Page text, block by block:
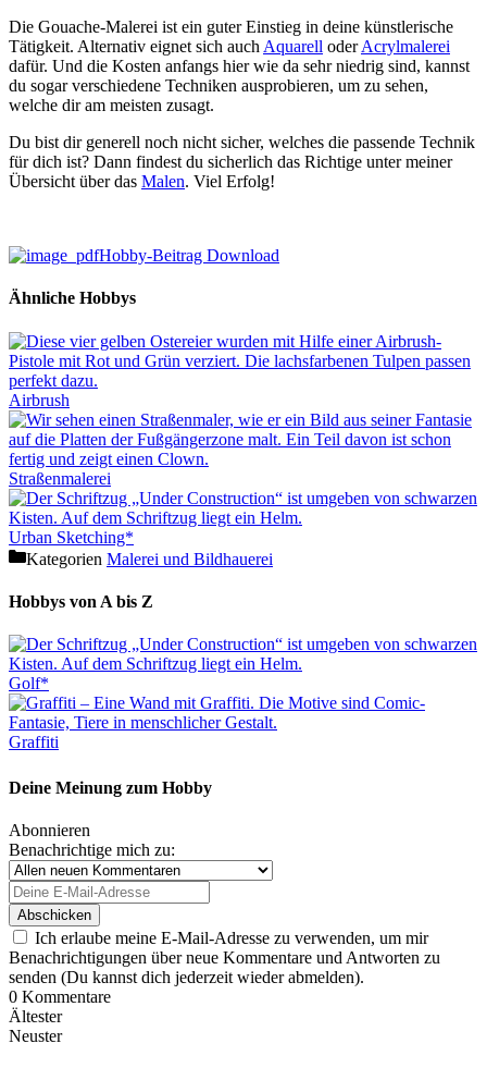
Die Gouache-Malerei ist ein guter Einstieg in deine künstlerische
Tätigkeit. Alternativ eignet sich auch Aquarell oderAcrylmalerei
dafür. Und die Kosten anfangs hier wie da sehr niedrig sind, kannst
du sogar verschiedene Techniken ausprobieren, um zu sehen,
welche dir am meisten zusagt.
Du bist dir generell noch nicht sicher, welches die passende Technik
für dich ist? Dann findest du sicherlich das Richtige unter meiner
Übersicht über das Malen. Viel Erfolg!
Hobby-Beitrag Download
Ähnliche Hobbys
Airbrush
Straßenmalerei
Urban Sketching*
Kategorien Malerei und Bildhauerei
Hobbys von A bis Z
Golf*
Graffiti
Deine Meinung zum Hobby
Abonnieren
Benachrichtige mich zu:
Ich erlaube meine E-Mail-Adresse zu verwenden, um mir
Benachrichtigungen über neue Kommentare und Antworten zu
senden (Du kannst dich jederzeit wieder abmelden).
0 Kommentare
Ältester
Neuster